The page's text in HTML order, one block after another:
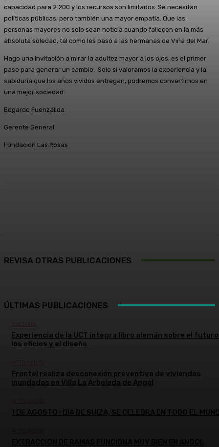
capacidad para 2.200 y los recursos son limitados. Se necesitan
políticas públicas, pero también una mayor empatía. Que las
personas mayores no solo sean noticia cuando fallecen en la más
absoluta soledad, tal como les pasó a las hermanas de Viña del Mar.
Hago una invitación a mirar la adultez mayor a los ojos, es el primer
paso para generar un cambio. Solo si valoramos la experiencia y la
sabiduría que los años vividos entregan, podremos convertirnos en
una mejor sociedad.
Edgardo Fuenzalida
Gerente General
Fundación Las Rosas
REVISA OTRAS PUBLICACIONES
ÚLTIMAS PUBLICACIONES
Experiencia de la UCT integra libro alemán sobre el
los oficios y el diseño
Frontel realiza desconexión preventiva de viviendas
inundadas en Villa La Arboleda de Angol
1 DE AGOSTO : DIA DE SUIZA, SE CELEBRA EN TODO EL